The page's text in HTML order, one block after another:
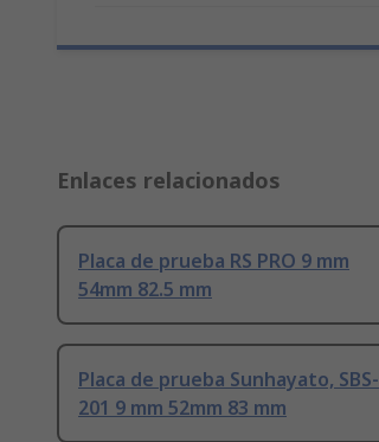
Enlaces relacionados
Placa de prueba RS PRO 9 mm
54mm 82.5 mm
Placa de prueba Sunhayato, SBS-
201 9 mm 52mm 83 mm